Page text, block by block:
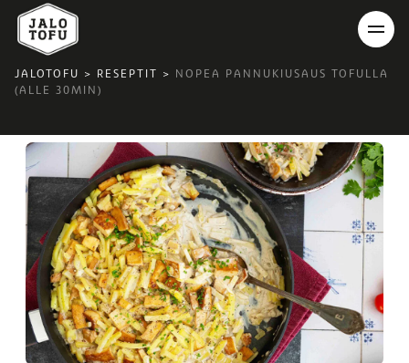
JALOTOFU > RESEPTIT >
NOPEA PANNUKIUSAUS TOFULLA
(ALLE 30MIN)